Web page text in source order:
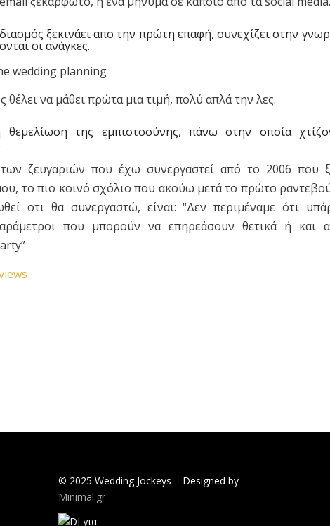
ξεκινάει απο την πρώτη επαφή, συνεχίζει στην
οι ανάγκες.
wedding planning
θέλει να μάθει πρώτα μια τιμή, πολύ απλά την λες.
θεμελίωση της εμπιστοσύνης, πάνω στην οποία
ζευγαριών που έχω συνεργαστεί από το 2006 που
το πιο κοινό σχόλιο που ακούω μετά το πρώτο
οτι θα συνεργαστώ, είναι: “Δεν περιμέναμε ότι
που μπορούν να επηρεάσουν θετικά ή και
© 2025 Wedding Jockeys – Designed by
Minimal.gr